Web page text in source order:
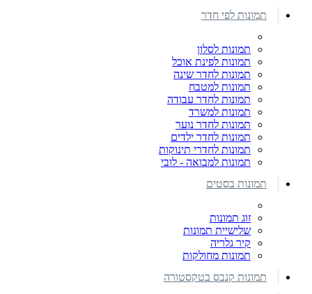
תמונות לפי חדר
תמונות לסלון
תמונות לפינת אוכל
תמונות לחדר שינה
תמונות למטבח
תמונות לחדר עבודה
תמונות למשרד
תמונות לחדר נוער
תמונות לחדר ילדים
תמונות לחדרי תינוקות
תמונות למבואה - לובי
תמונות בסטים
זוג תמונות
שלישיית תמונות
קיר גלריה
תמונות מחולקות
תמונות קנבס בטקסטורה